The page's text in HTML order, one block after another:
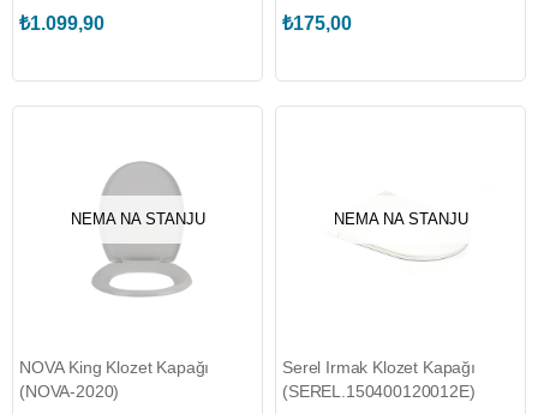
₺1.099,90 ₺175,00
NEMA NA STANJU
NOVA King Klozet Kapağı
(NOVA-2020)
NEMA NA STANJU
Serel Irmak Klozet Kapağı
(SEREL.150400120012E)